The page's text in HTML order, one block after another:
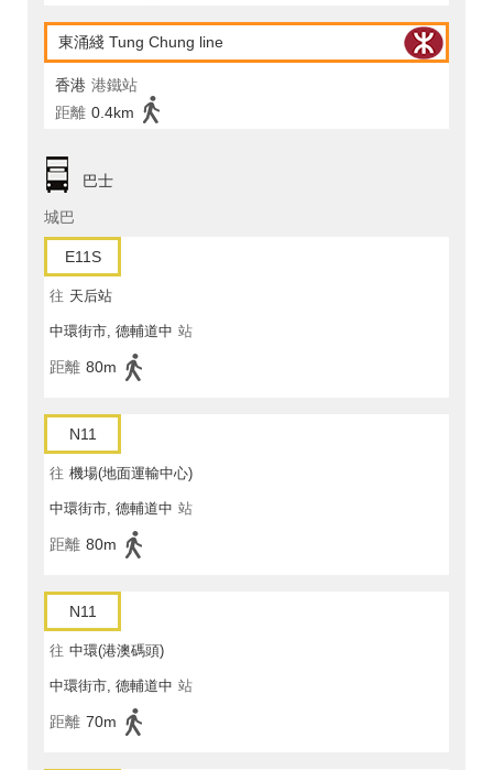
東涌綫 Tung Chung line
香港 港鐵站
距離 0.4km
巴士
城巴
E11S
往 天后站
中環街市, 德輔道中 站
距離 80m
N11
往 機場(地面運輸中心)
中環街市, 德輔道中 站
距離 80m
N11
往 中環(港澳碼頭)
中環街市, 德輔道中 站
距離 70m